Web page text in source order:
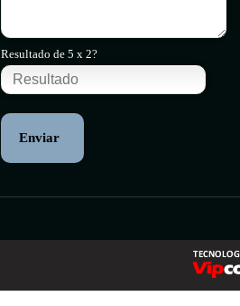
Resultado de 5 x 2?
Enviar